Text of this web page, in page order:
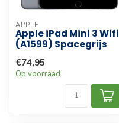
APPLE
Apple iPad Mini 3 Wifi
(A1599) Spacegrijs
€74,95
Op voorraad